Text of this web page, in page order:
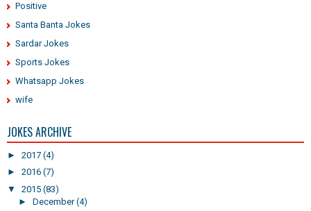
Positive
Santa Banta Jokes
Sardar Jokes
Sports Jokes
Whatsapp Jokes
wife
JOKES ARCHIVE
► 2017 (4)
► 2016 (7)
▼ 2015 (83)
► December(4)